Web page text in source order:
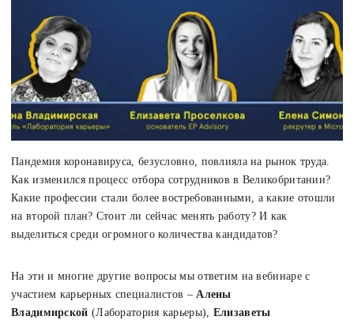
Пандемия коронавируса, безусловно, повлияла на рынок труда.
Как изменился процесс отбора сотрудников в Великобритании?
Какие профессии стали более востребованными, а какие отошли
на второй план? Стоит ли сейчас менять работу? И как
выделиться среди огромного количества кандидатов?
На эти и многие другие вопросы мы ответим на вебинаре с
участием карьерных специалистов –Алены
Владимирской (Лаборатория карьеры), Елизаветы